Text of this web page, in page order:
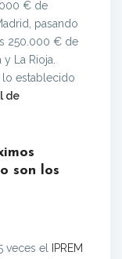
€ de
pasando
250.000 € de
La Rioja.
lo establecido
de
son los
veces el IPREM